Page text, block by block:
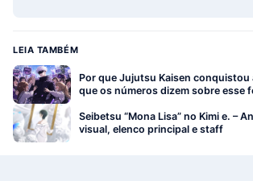
LEIA TAMBÉM
Por que Jujutsu Kaisen conquistou
que os números dizem sobre esse
Seibetsu “Mona Lisa” no Kimi e. –
visual, elenco principal e staff